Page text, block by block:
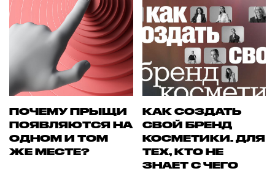
ПОЧЕМУ ПРЫЩИ
ПОЯВЛЯЮТСЯ НА
ОДНОМ И ТОМ
ЖЕ МЕСТЕ?
КАК СОЗДАТЬ
СВОЙ БРЕНД
КОСМЕТИКИ. ДЛЯ
ТЕХ, КТО НЕ
ЗНАЕТ С ЧЕГО